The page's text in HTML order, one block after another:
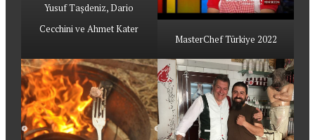
Yusuf Taşdeniz, Dario
Cecchini ve Ahmet Kater
MasterChef Türkiye 2022